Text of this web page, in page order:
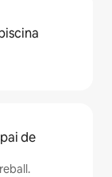
de